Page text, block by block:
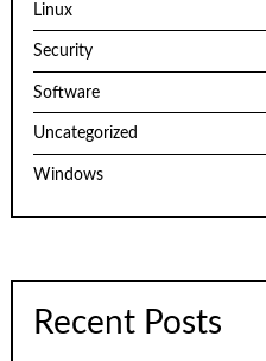
Linux
Security
Software
Uncategorized
Windows
Recent Posts